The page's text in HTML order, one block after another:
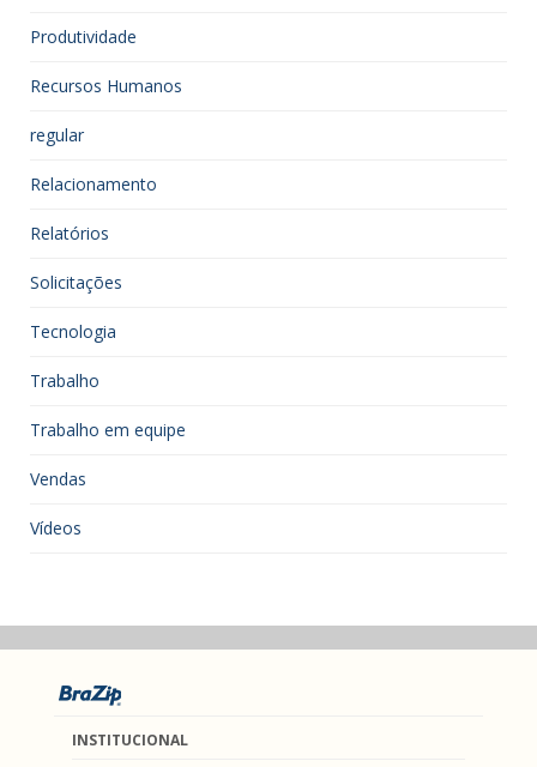
Produtividade
Recursos Humanos
regular
Relacionamento
Relatórios
Solicitações
Tecnologia
Trabalho
Trabalho em equipe
Vendas
Vídeos
INSTITUCIONAL